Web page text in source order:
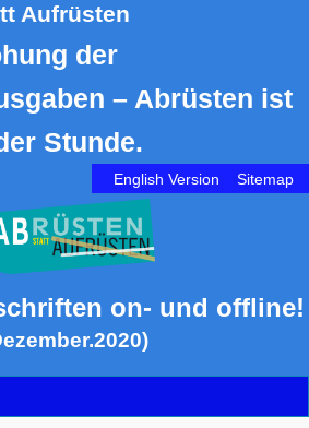
Aufrüsten
der
– Abrüsten ist
Stunde.
English Version Sitemap
on- und offline!